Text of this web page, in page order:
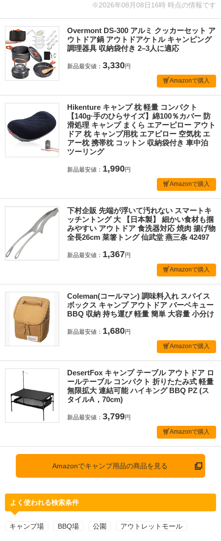
※2026年08月08日16時 時点の情報です
Overmont DS-300 アルミ クッカーセット ア
ウトドア鍋 アウトドアケトル キャンピング
調理器具 収納袋付き 2–3人に適応
新品最安値： 3,330円
Amazonで購入
Hikenture キャンプ 枕 軽量 コンパクト
【140g·手のひらサイズ】綿100％カバー 防
滑処理 キャンプ まくら エアーピロー アウト
ドア 枕 キャンプ用枕 エアピロー 空気枕 エ
アー枕 携帯枕 コットン 収納袋付き 車中泊
ツーリング
新品最安値： 1,990円
Amazonで購入
下村企販 先端が浮いて汚れない スマートキ
ッチントング 大 【日本製】 細かい食材も掴
みやすい アウトドア 食洗器対応 焼肉 揚げ物
全長26cm 菜箸トング 仙武堂 燕三条 42497
新品最安値： 1,367円
Amazonで購入
Coleman(コールマン) 調味料入れ スパイス
ボックス キャンプ アウトドア バーベキュー
BBQ 収納 持ち運び 軽量 簡単 大容量 小分け
新品最安値： 1,680円
Amazonで購入
DesertFox キャンプ テーブル アウトドア ロ
ールテーブル コンパクト 折りたたみ式 軽量
無限拡大 連結可能 ハイキング BBQ PZ (ス
タイルA，70cm)
新品最安値： 3,799円
Amazonで購入
Amazonでキャンプ用品の商品を見る
よく使われる検索条件
キャンプ場 BBQ場 公園 アウトレットモール